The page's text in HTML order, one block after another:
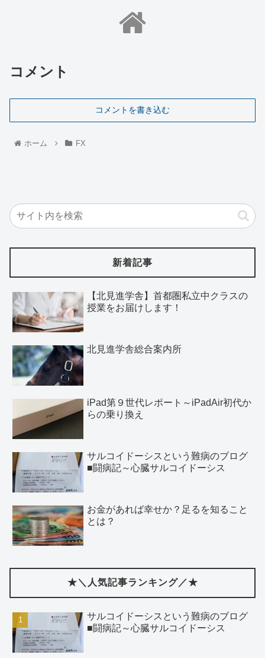
コメント
コメントを書き込む
ホーム FX
新着記事
【北見進学舎】首都圏私立中クラスの
授業をお届けします！
北見進学舎総合案内所
iPad第９世代レポート～iPadAir初代か
らの乗り換え
サルコイドーシスという難病のブログ
■闘病記～心臓サルコイドーシス
お金があれば幸せか？足るを知ること
とは？
★＼人気記事ランキング／★
サルコイドーシスという難病のブログ
■闘病記～心臓サルコイドーシス